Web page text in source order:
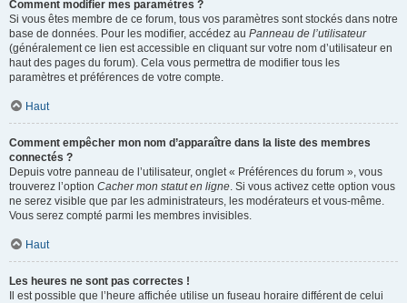
Comment modifier mes paramètres ?
Si vous êtes membre de ce forum, tous vos paramètres sont stockés dans notre
base de données. Pour les modifier, accédez au Panneau de l’utilisateur
(généralement ce lien est accessible en cliquant sur votre nom d’utilisateur en
haut des pages du forum). Cela vous permettra de modifier tous les
paramètres et préférences de votre compte.
Haut
Comment empêcher mon nom d’apparaître dans la liste des membres
connectés ?
Depuis votre panneau de l’utilisateur, onglet « Préférences du forum », vous
trouverez l’option Cacher mon statut en ligne. Si vous activez cette option vous
ne serez visible que par les administrateurs, les modérateurs et vous-même.
Vous serez compté parmi les membres invisibles.
Haut
Les heures ne sont pas correctes !
Il est possible que l’heure affichée utilise un fuseau horaire différent de celui